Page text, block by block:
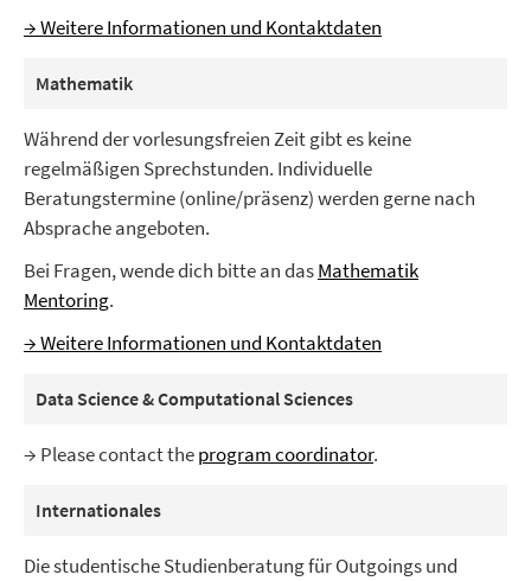
→ Weitere Informationen und Kontaktdaten
Mathematik
Während der vorlesungsfreien Zeit gibt es keine
regelmäßigen Sprechstunden. Individuelle
Beratungstermine (online/präsenz) werden gerne nach
Absprache angeboten.
Bei Fragen, wende dich bitte an dasMathematik
Mentoring.
→ Weitere Informationen und Kontaktdaten
Data Science & Computational Sciences
→ Please contact theprogram coordinator.
Internationales
Die studentische Studienberatung für Outgoings und